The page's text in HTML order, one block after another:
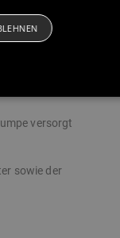
und ein WC. Ein
Technikraum
versorgt
sowie der